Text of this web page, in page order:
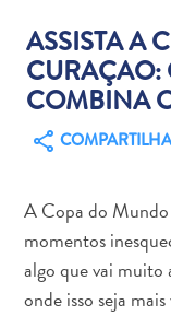
Aluguel
Áreas
de
Compras
Arte
ASSISTA A
CURAÇAO:
COMBINA
A Copa do
momentos
algo que vai muito
onde isso seja